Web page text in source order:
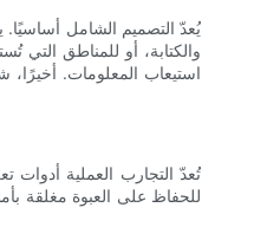
يُعدّ التصميم الشامل أساسيًا.
والكتابة، أو للمناطق
استيعاب المعلومات.
تُعدّ التجارب العملية أدوات
للحفاظ على العبوة مغلقة